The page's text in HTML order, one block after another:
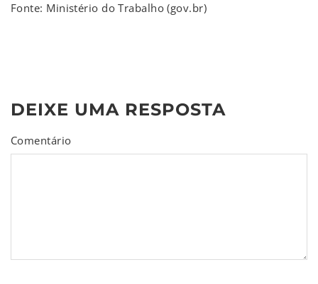
Fonte: Ministério do Trabalho (gov.br)
DEIXE UMA RESPOSTA
Comentário